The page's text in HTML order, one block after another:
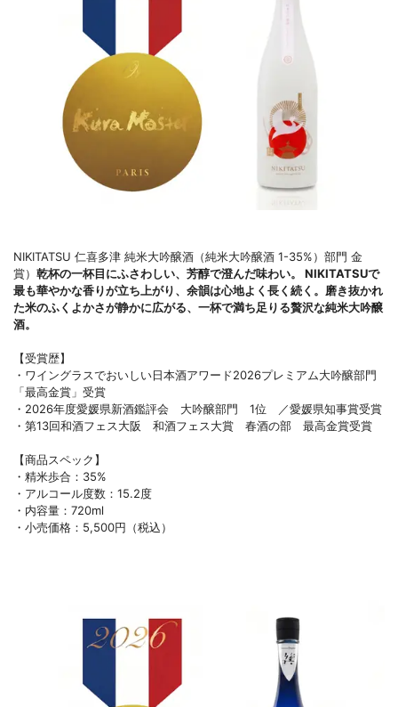
NIKITATSU 仁喜多津 純米大吟醸酒（純米大吟醸酒 1-35%）部門 金
賞） 乾杯の一杯目にふさわしい、芳醇で澄んだ味わい。 NIKITATSUで
最も華やかな香りが立ち上がり、余韻は心地よく長く続く。磨き抜かれ
た米のふくよかさが静かに広がる、一杯で満ち足りる贅沢な純米大吟醸
酒。
【受賞歴】
・ワイングラスでおいしい日本酒アワード2026プレミアム大吟醸部門
「最高金賞」受賞
・2026年度愛媛県新酒鑑評会 大吟醸部門 1位 ／愛媛県知事賞受賞
・第13回和酒フェス大阪 和酒フェス大賞 春酒の部 最高金賞受賞
【商品スペック】
・精米歩合：35%
・アルコール度数：15.2度
・内容量：720ml
・小売価格：5,500円（税込）